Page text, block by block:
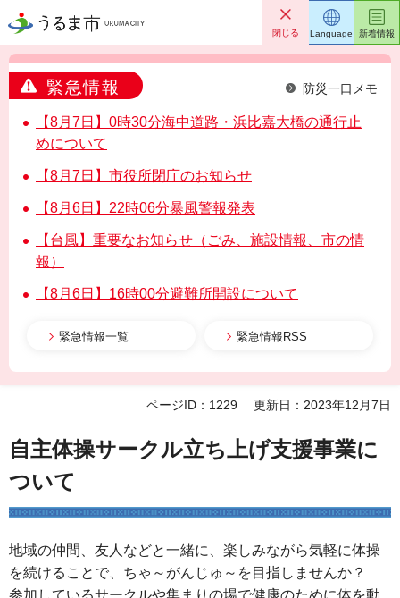
うるま市 閉じる
緊急情報 防災一口メモ
【8月7日】0時30分海中道路・浜比嘉大橋の通行止
めについて
【8月7日】市役所閉庁のお知らせ
【8月6日】22時06分暴風警報発表
【台風】重要なお知らせ（ごみ、施設情報、市の情
報）
【8月6日】16時00分避難所開設について
緊急情報一覧 緊急情報RSS
Language 新着情報
ページID：1229 更新日：2023年12月7日
自主体操サークル立ち上げ支援事業に
ついて
地域の仲間、友人などと一緒に、楽しみながら気軽に体操
を続けることで、ちゃ～がんじゅ～を目指しませんか？
参加しているサークルや集まりの場で健康のために体を動